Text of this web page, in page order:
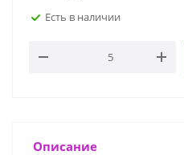
Есть в наличии
Описание